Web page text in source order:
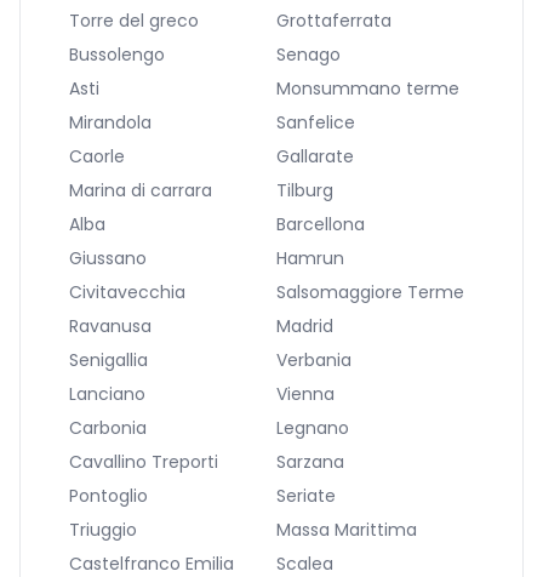
Torre del greco
Grottaferrata
Bussolengo
Senago
Asti
Monsummano terme
Mirandola
Sanfelice
Caorle
Gallarate
Marina di carrara
Tilburg
Alba
Barcellona
Giussano
Hamrun
Civitavecchia
Salsomaggiore Terme
Ravanusa
Madrid
Senigallia
Verbania
Lanciano
Vienna
Carbonia
Legnano
Cavallino Treporti
Sarzana
Pontoglio
Seriate
Triuggio
Massa Marittima
Castelfranco Emilia
Scalea